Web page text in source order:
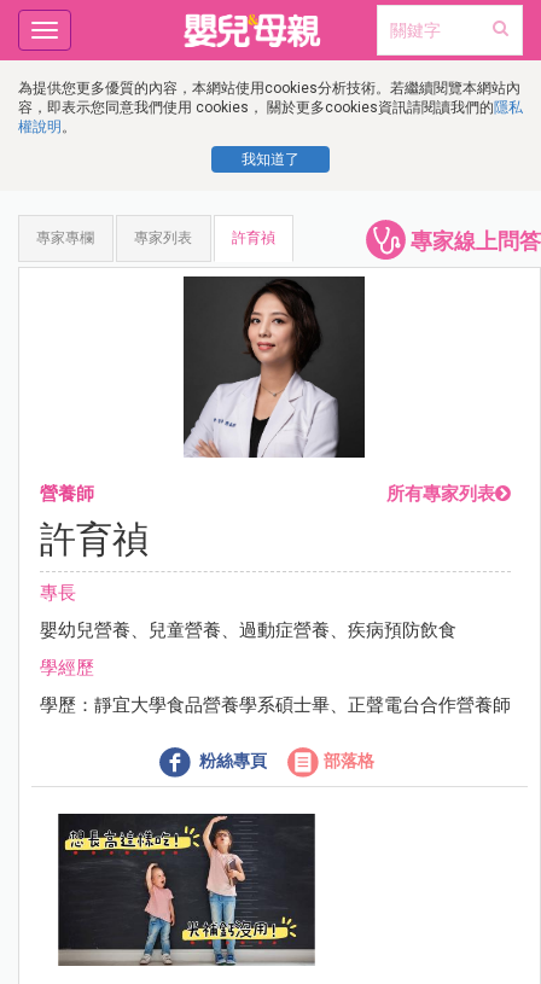
為提供您更多優質的內容，本網站使用cookies分析技術。若繼續閱覽本網站內
容，即表示您同意我們使用 cookies， 關於更多cookies資訊請閱讀我們的隱私
權說明 。
我知道了
Toggle
navigation
專家線上問答
專家專欄 專家列表 許育禎
營養師 所有專家列表
許育禎
專長
嬰幼兒營養、兒童營養、過動症營養、疾病預防飲食
學經歷
學歷：靜宜大學食品營養學系碩士畢、正聲電台合作營養師
粉絲專頁 部落格